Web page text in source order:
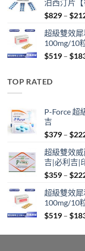
$499.
泊西汀片【
$829 – $
超級雙效犀
100mg/10
$519 – $
TOP RATED
P-Force 超
吉
$379 – $
超級雙效威
吉|必利吉|
$359 – $
超級雙效犀
100mg/10
$519 – $